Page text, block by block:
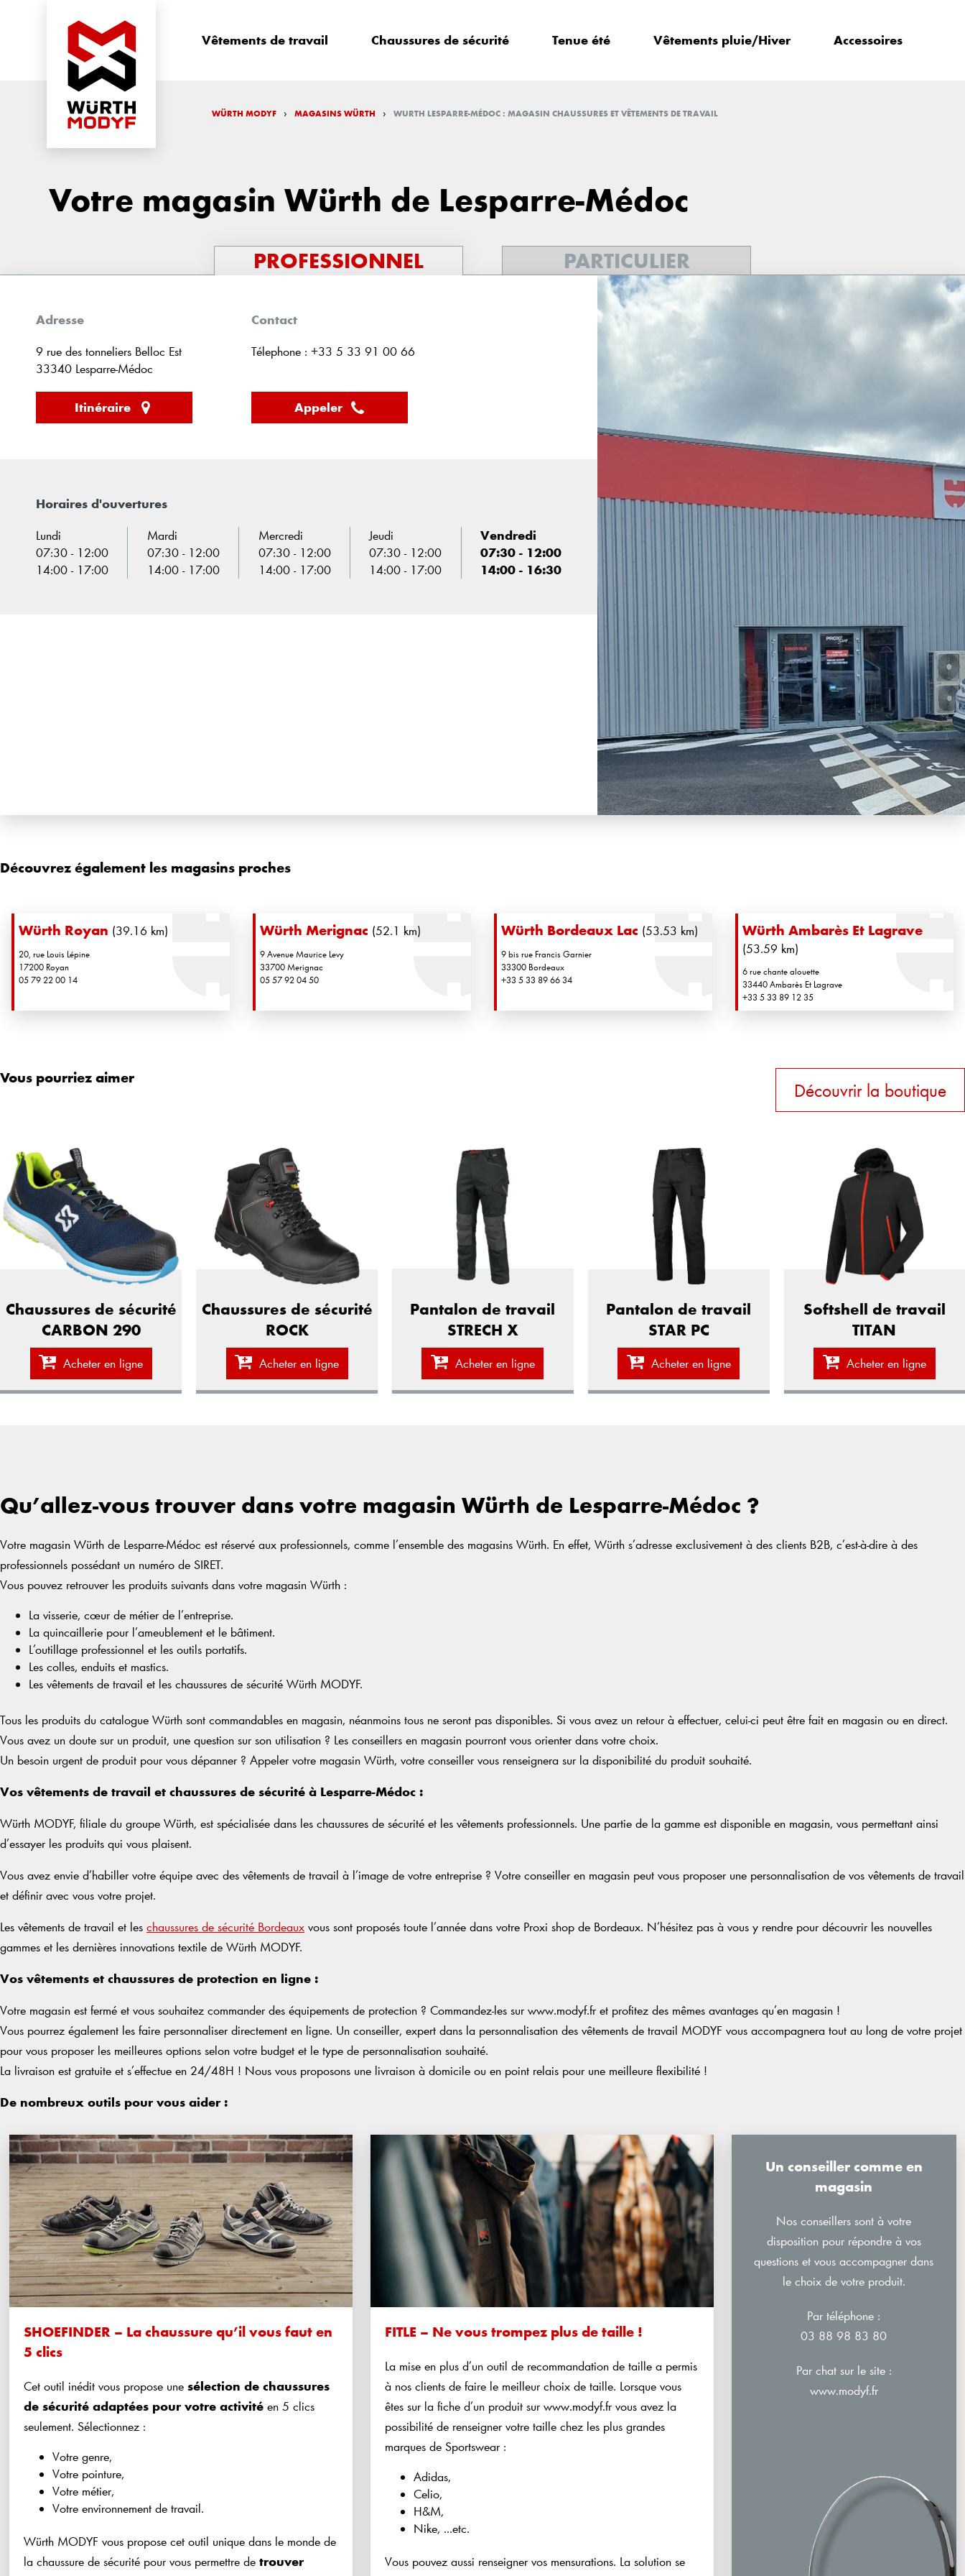
Vêtements de travail Chaussures de sécurité Tenue été Vêtements pluie/Hiver Accessoires
WÜRTH MODYF › MAGASINS WÜRTH › WURTH LESPARRE-MÉDOC : MAGASIN CHAUSSURES ET VÊTEMENTS DE TRAVAIL
Votre magasin Würth de Lesparre-Médoc
PROFESSIONNEL PARTICULIER
Adresse
9 rue des tonneliers Belloc Est
33340 Lesparre-Médoc
Itinéraire
Contact
Télephone : +33 5 33 91 00 66
Appeler
Horaires d'ouvertures
Lundi
07:30 - 12:00
14:00 - 17:00
Mardi
07:30 - 12:00
14:00 - 17:00
Mercredi
07:30 - 12:00
14:00 - 17:00
Jeudi
07:30 - 12:00
14:00 - 17:00
Vendredi
07:30 - 12:00
14:00 - 16:30
Découvrez également les magasins proches
Würth Royan (39.16 km)
20, rue Louis Lépine
17200 Royan
05 79 22 00 14
Würth Merignac (52.1 km)
9 Avenue Maurice Levy
33700 Merignac
05 57 92 04 50
Würth Bordeaux Lac (53.53 km)
9 bis rue Francis Garnier
33300 Bordeaux
+33 5 33 89 66 34
Würth Ambarès Et Lagrave
(53.59 km)
6 rue chante alouette
33440 Ambarès Et Lagrave
+33 5 33 89 12 35
Vous pourriez aimer
Découvrir la boutique
Chaussures de sécurité
CARBON 290
Acheter en ligne
Chaussures de sécurité
ROCK
Acheter en ligne
Pantalon de travail
STRECH X
Acheter en ligne
Pantalon de travail
STAR PC
Acheter en ligne
Softshell de travail
TITAN
Acheter en ligne
Qu’allez-vous trouver dans votre magasin Würth de Lesparre-Médoc ?
Votre magasin Würth de Lesparre-Médoc est réservé aux professionnels, comme l’ensemble des magasins Würth. En effet, Würth s’adresse exclusivement à des clients B2B, c’est-à-dire à des
professionnels possédant un numéro de SIRET.
Vous pouvez retrouver les produits suivants dans votre magasin Würth :
La visserie, cœur de métier de l’entreprise.
La quincaillerie pour l’ameublement et le bâtiment.
L’outillage professionnel et les outils portatifs.
Les colles, enduits et mastics.
Les vêtements de travail et les chaussures de sécurité Würth MODYF.
Tous les produits du catalogue Würth sont commandables en magasin, néanmoins tous ne seront pas disponibles. Si vous avez un retour à effectuer, celui-ci peut être fait en magasin ou en direct.
Vous avez un doute sur un produit, une question sur son utilisation ? Les conseillers en magasin pourront vous orienter dans votre choix.
Un besoin urgent de produit pour vous dépanner ? Appeler votre magasin Würth, votre conseiller vous renseignera sur la disponibilité du produit souhaité.
Vos vêtements de travail et chaussures de sécurité à Lesparre-Médoc :
Würth MODYF, filiale du groupe Würth, est spécialisée dans les chaussures de sécurité et les vêtements professionnels. Une partie de la gamme est disponible en magasin, vous permettant ainsi
d’essayer les produits qui vous plaisent.
Vous avez envie d’habiller votre équipe avec des vêtements de travail à l’image de votre entreprise ? Votre conseiller en magasin peut vous proposer une personnalisation de vos vêtements de travail
et définir avec vous votre projet.
Les vêtements de travail et les chaussures de sécurité Bordeaux vous sont proposés toute l’année dans votre Proxi shop de Bordeaux. N’hésitez pas à vous y rendre pour découvrir les nouvelles
gammes et les dernières innovations textile de Würth MODYF.
Vos vêtements et chaussures de protection en ligne :
Votre magasin est fermé et vous souhaitez commander des équipements de protection ? Commandez-les sur www.modyf.fr et profitez des mêmes avantages qu’en magasin !
Vous pourrez également les faire personnaliser directement en ligne. Un conseiller, expert dans la personnalisation des vêtements de travail MODYF vous accompagnera tout au long de votre projet
pour vous proposer les meilleures options selon votre budget et le type de personnalisation souhaité.
La livraison est gratuite et s’effectue en 24/48H ! Nous vous proposons une livraison à domicile ou en point relais pour une meilleure flexibilité !
De nombreux outils pour vous aider :
SHOEFINDER – La chaussure qu’il vous faut en
5 clics
Cet outil inédit vous propose une sélection de chaussures
de sécurité adaptées pour votre activitéen 5 clics
seulement. Sélectionnez :
Votre genre,
Votre pointure,
Votre métier,
Votre environnement de travail.
Würth MODYF vous propose cet outil unique dans le monde de
la chaussure de sécurité pour vous permettre de trouver
FITLE – Ne vous trompez plus de taille !
La mise en plus d’un outil de recommandation de taille a permis
à nos clients de faire le meilleur choix de taille. Lorsque vous
êtes sur la fiche d’un produit sur www.modyf.fr vous avez la
possibilité de renseigner votre taille chez les plus grandes
marques de Sportswear :
Adidas,
Celio,
H&M,
Nike, ...etc.
Vous pouvez aussi renseigner vos mensurations. La solution se
Un conseiller comme en
magasin
Nos conseillers sont à votre
disposition pour répondre à vos
questions et vous accompagner dans
le choix de votre produit.
Par téléphone :
03 88 98 83 80
Par chat sur le site :
www.modyf.fr